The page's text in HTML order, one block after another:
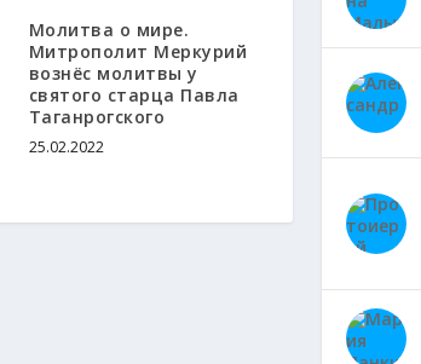
Молитва о мире.
Митрополит Меркурий
вознёс молитвы у
святого старца Павла
Таганрогского
25.02.2022